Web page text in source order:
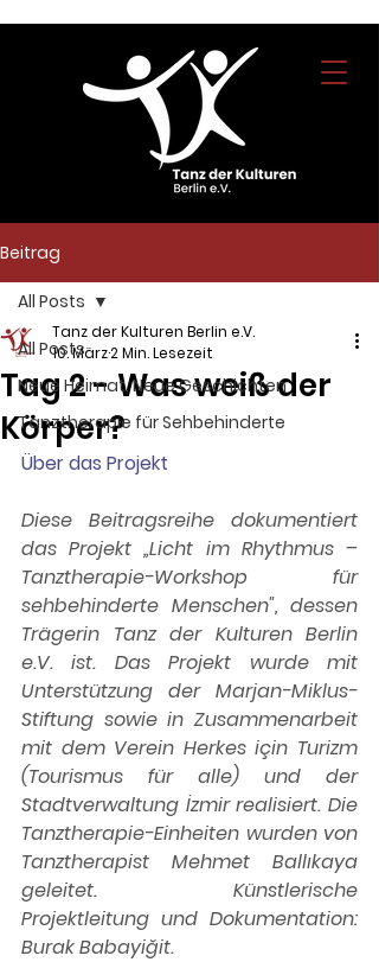
Beitrag
All Posts
Neue Heimat, Neue Geschichten
Tanztherapie für Sehbehinderte
All Posts
Tag 2 - Was weiß der
Körper?
Tanz der Kulturen Berlin e.V.
10. März2 Min. Lesezeit
Über das Projekt
Diese Beitragsreihe dokumentiert
das Projekt „Licht im Rhythmus –
Tanztherapie-Workshop für
sehbehinderte Menschen", dessen
Trägerin Tanz der Kulturen Berlin
e.V. ist. Das Projekt wurde mit
Unterstützung der Marjan-Miklus-
Stiftung sowie in Zusammenarbeit
mit dem Verein Herkes için Turizm
(Tourismus für alle) und der
Stadtverwaltung İzmir realisiert. Die
Tanztherapie-Einheiten wurden von
Tanztherapist Mehmet Ballıkaya
geleitet. Künstlerische
Projektleitung und Dokumentation:
Burak Babayiğit.